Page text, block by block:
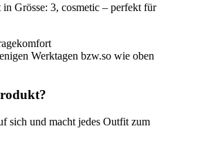
Grösse: 3, cosmetic – perfekt für
Werktagen bzw.so wie oben
sich und macht jedes Outfit zum